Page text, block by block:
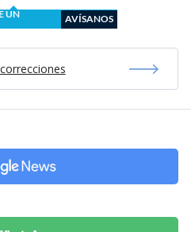
UN
AVÍSANOS